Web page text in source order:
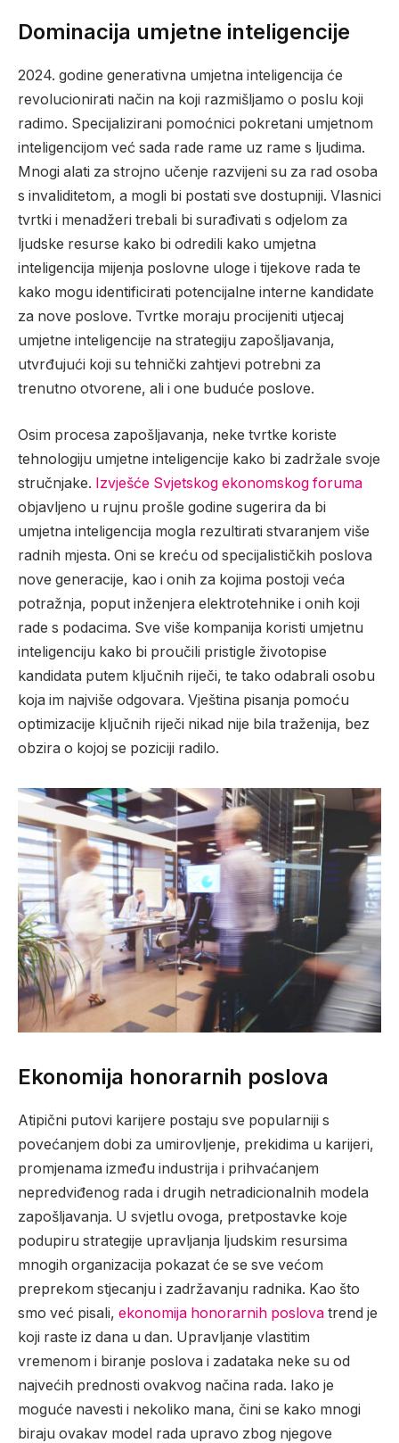
Dominacija umjetne inteligencije
2024. godine generativna umjetna inteligencija će
revolucionirati način na koji razmišljamo o poslu koji
radimo. Specijalizirani pomoćnici pokretani umjetnom
inteligencijom već sada rade rame uz rame s ljudima.
Mnogi alati za strojno učenje razvijeni su za rad osoba
s invaliditetom, a mogli bi postati sve dostupniji. Vlasnici
tvrtki i menadžeri trebali bi surađivati s odjelom za
ljudske resurse kako bi odredili kako umjetna
inteligencija mijenja poslovne uloge i tijekove rada te
kako mogu identificirati potencijalne interne kandidate
za nove poslove. Tvrtke moraju procijeniti utjecaj
umjetne inteligencije na strategiju zapošljavanja,
utvrđujući koji su tehnički zahtjevi potrebni za
trenutno otvorene, ali i one buduće poslove.
Osim procesa zapošljavanja, neke tvrtke koriste
tehnologiju umjetne inteligencije kako bi zadržale svoje
stručnjake. Izvješće Svjetskog ekonomskog foruma
objavljeno u rujnu prošle godine sugerira da bi
umjetna inteligencija mogla rezultirati stvaranjem više
radnih mjesta. Oni se kreću od specijalističkih poslova
nove generacije, kao i onih za kojima postoji veća
potražnja, poput inženjera elektrotehnike i onih koji
rade s podacima. Sve više kompanija koristi umjetnu
inteligenciju kako bi proučili pristigle životopise
kandidata putem ključnih riječi, te tako odabrali osobu
koja im najviše odgovara. Vještina pisanja pomoću
optimizacije ključnih riječi nikad nije bila traženija, bez
obzira o kojoj se poziciji radilo.
Ekonomija honorarnih poslova
Atipični putovi karijere postaju sve popularniji s
povećanjem dobi za umirovljenje, prekidima u karijeri,
promjenama između industrija i prihvaćanjem
nepredviđenog rada i drugih netradicionalnih modela
zapošljavanja. U svjetlu ovoga, pretpostavke koje
podupiru strategije upravljanja ljudskim resursima
mnogih organizacija pokazat će se sve većom
preprekom stjecanju i zadržavanju radnika. Kao što
smo već pisali, ekonomija honorarnih poslova trend je
koji raste iz dana u dan. Upravljanje vlastitim
vremenom i biranje poslova i zadataka neke su od
najvećih prednosti ovakvog načina rada. Iako je
moguće navesti i nekoliko mana, čini se kako mnogi
biraju ovakav model rada upravo zbog njegove